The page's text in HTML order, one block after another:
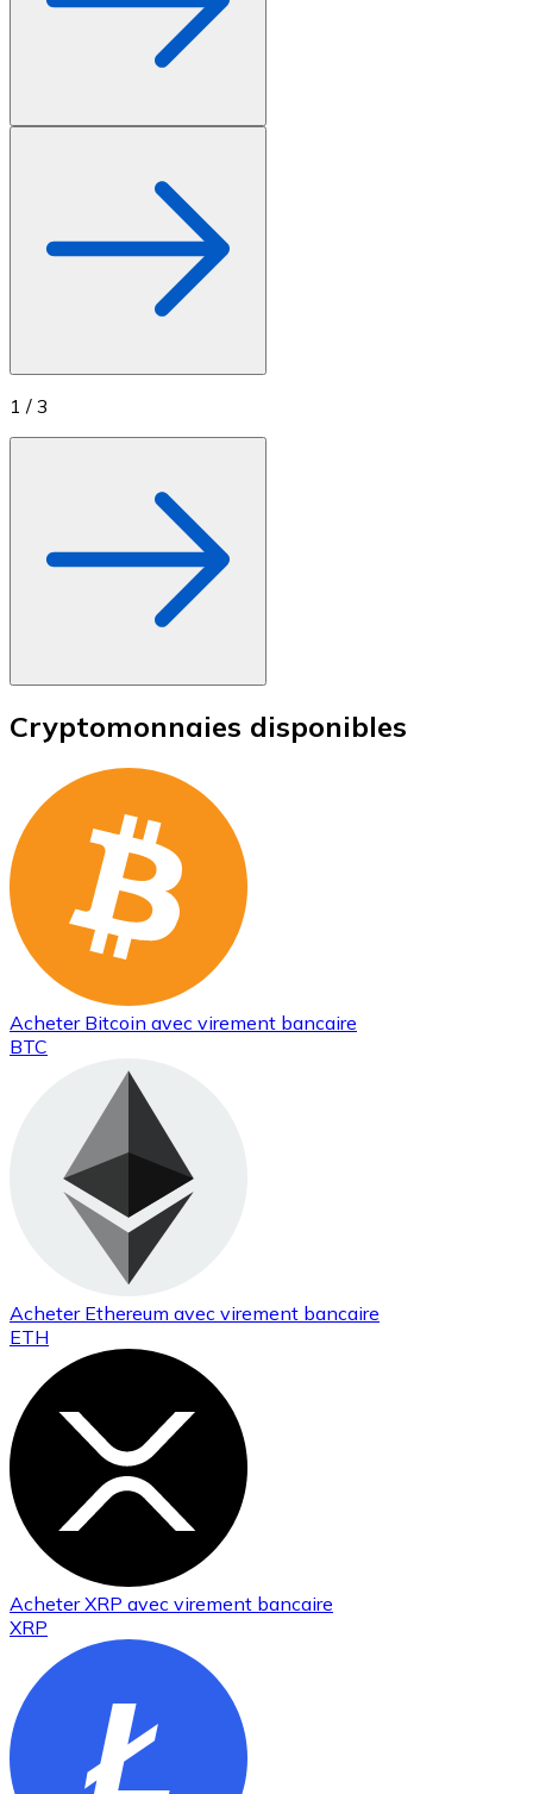
1 / 3
Cryptomonnaies disponibles
Acheter Bitcoin avec virement bancaire
BTC
Acheter Ethereum avec virement bancaire
ETH
AcheterXRP avec virement bancaire
XRP